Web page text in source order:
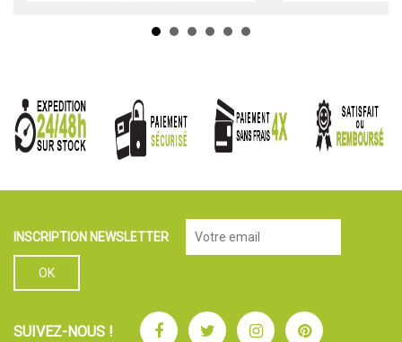
INSCRIPTION NEWSLETTER
SUIVEZ-NOUS ! FacebookTwitterInstagramPinterest